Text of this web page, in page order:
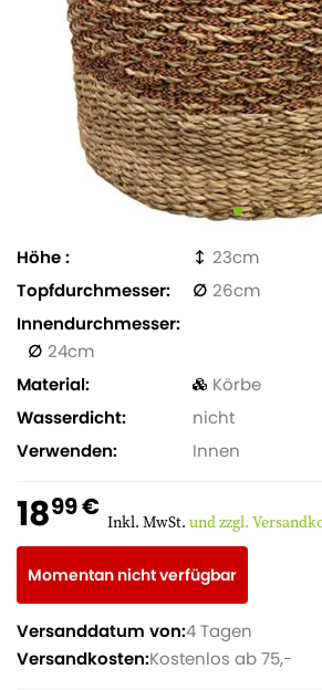
Höhe
23
Topfdurchmesser
26
Innendurchmesser
24
Material
Körbe
Wasserdicht
nicht
Verwenden
Innen
1899 € Inkl. MwSt. und zzgl.
Momentan nicht verfügbar
Versanddatum von:4 Tagen
Versandkosten:Kostenlos ab 75,-